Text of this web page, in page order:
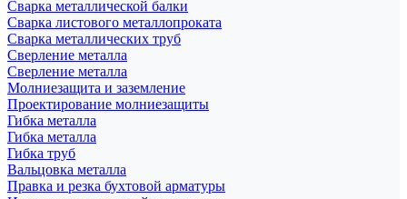
Сварка металлической балки
Сварка листового металлопроката
Сварка металлических труб
Сверление металла
Сверление металла
Молниезащита и заземление
Проектирование молниезащиты
Гибка металла
Гибка металла
Гибка труб
Вальцовка металла
Правка и резка бухтовой арматуры